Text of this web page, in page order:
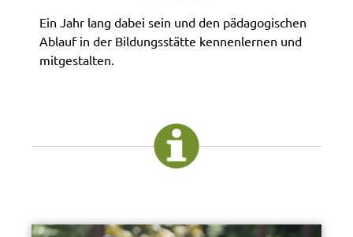
Ein Jahr lang dabei sein und den pädagogischen
Ablauf in der Bildungsstätte kennenlernen und
mitgestalten.